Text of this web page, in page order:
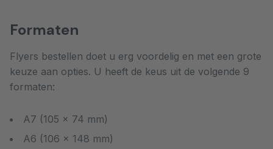
Formaten
Flyers bestellen doet u erg voordelig en met een grote
keuze aan opties. U heeft de keus uit de volgende 9
formaten:
A7 (105 x 74 mm)
A6 (106 x 148 mm)